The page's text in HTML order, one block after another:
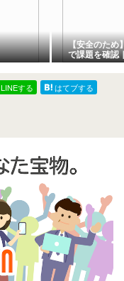
【安全のため
で課題を確認
田市長湯温泉
アパーク長湯
LINEする
はてブする